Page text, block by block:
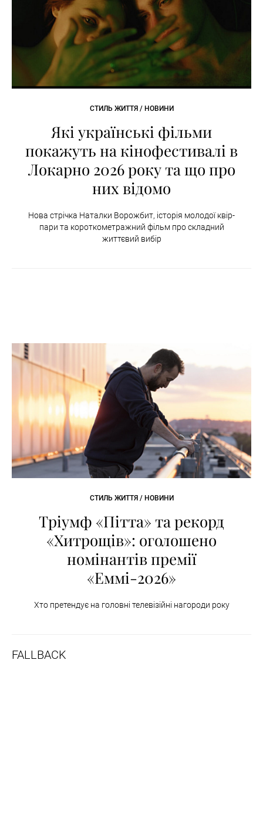
СТИЛЬ ЖИТТЯ / НОВИНИ
Які українські фільми
покажуть на кінофестивалі в
Локарно 2026 року та що про
них відомо
Нова стрічка Наталки Ворожбит, історія молодої квір-
пари та короткометражний фільм про складний
життєвий вибір
СТИЛЬ ЖИТТЯ / НОВИНИ
Тріумф «Пітта» та рекорд
«Хитрощів»: оголошено
номінантів премії
«Еммі-2026»
Хто претендує на головні телевізійні нагороди року
FALLBACK